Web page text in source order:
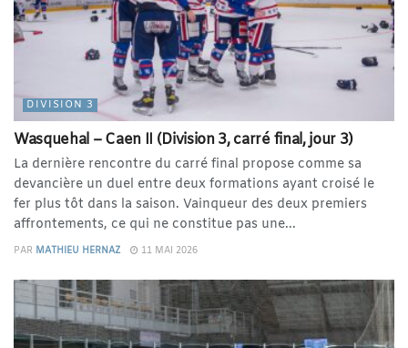
DIVISION 3
Wasquehal – Caen II (Division 3, carré final, jour 3)
La dernière rencontre du carré final propose comme sa
devancière un duel entre deux formations ayant croisé le
fer plus tôt dans la saison. Vainqueur des deux premiers
affrontements, ce qui ne constitue pas une...
PAR MATHIEU HERNAZ 11 MAI 2026